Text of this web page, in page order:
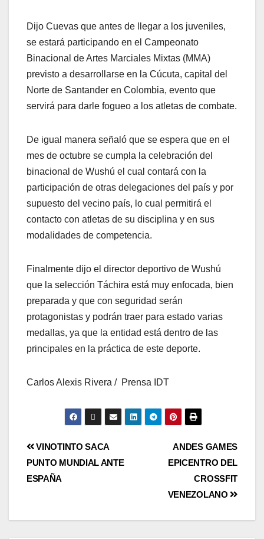
Dijo Cuevas que antes de llegar a los juveniles,
se estará participando en el Campeonato
Binacional de Artes Marciales Mixtas (MMA)
previsto a desarrollarse en la Cúcuta, capital del
Norte de Santander en Colombia, evento que
servirá para darle fogueo a los atletas de combate.
De igual manera señaló que se espera que en el
mes de octubre se cumpla la celebración del
binacional de Wushú el cual contará con la
participación de otras delegaciones del país y por
supuesto del vecino país, lo cual permitirá el
contacto con atletas de su disciplina y en sus
modalidades de competencia.
Finalmente dijo el director deportivo de Wushú
que la selección Táchira está muy enfocada, bien
preparada y que con seguridad serán
protagonistas y podrán traer para estado varias
medallas, ya que la entidad está dentro de las
principales en la práctica de este deporte.
Carlos Alexis Rivera / Prensa IDT
ANDES GAMES
EPICENTRO DEL
CROSSFIT
VENEZOLANO
VINOTINTO SACA
PUNTO MUNDIAL ANTE
ESPAÑA